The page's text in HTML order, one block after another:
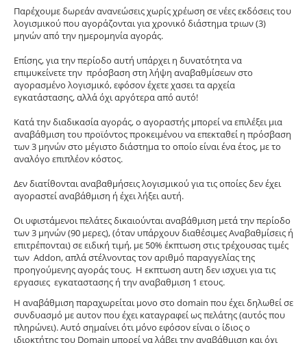
Παρέχουμε δωρεάν ανανεώσεις χωρίς χρέωση σε νέες εκδόσεις του
λογισμικού που αγοράζονται για χρονικό διάστημα τριων (3)
μηνών από την ημερομηνία αγοράς.
Επίσης, για την περίοδο αυτή υπάρχει η δυνατότητα να
επιμυκείνετε την πρόσβαση στη λήψη αναβαθμίσεων στο
αγορασμένο λογισμικό, εφόσον έχετε χασει τα αρχεία
εγκατάστασης, αλλά όχι αργότερα από αυτό!
Κατά την διαδικασία αγοράς, ο αγοραστής μπορεί να επιλέξει μια
αναβάθμιση του προϊόντος προκειμένου να επεκταθεί η πρόσβαση
των 3 μηνών στο μέγιστο διάστημα το οποίο είναι ένα έτος, με το
αναλόγο επιπλέον κόστος.
Δεν διατίθονται αναβαθμήσεις λογισμικού για τις οποίες δεν έχει
αγοραστεί αναβάθμιση ή έχει λήξει αυτή.
Οι υφιστάμενοι πελάτες δικαιούνται αναβάθμιση μετά την περίοδο
των 3 μηνών (90 μερες), (όταν υπάρχουν διαθέσιμες Αναβαθμίσεις ή
επιτρέπονται) σε ειδική τιμή, με 50% έκπτωση στις τρέχουσας τιμές
των Addon, απλά στέλνοντας τον αριθμό παραγγελίας της
προηγούμενης αγοράς τους. H εκπτωση αυτη δεν ισχυει για τις
εργασιες εγκαταστασης ή την αναβαθμιση 1 ετους.
Η αναβάθμιση παραχωρείται μονο στο domain που έχει δηλωθεί σε
συνδυασμό με αυτον που έχει καταγραφεί ως πελάτης (αυτός που
πληρώνει). Αυτό σημαίνει ότι μόνο εφόσον είναι ο ίδιος ο
ιδιοκτήτης του Domain μπορεί να λάβει την αναβάθμιση και όχι